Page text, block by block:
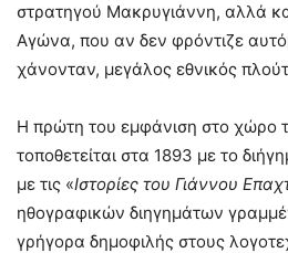
στρατηγού Μακρυγιάννη, αλλά
Αγώνα, που αν δεν φρόντιζε
χάνονταν, μεγάλος εθνικός
Η πρώτη του εμφάνιση στο χώρο
τοποθετείται στα 1893 με το
με τις «Ιστορίες του Γιάννου
ηθογραφικών διηγημάτων
γρήγορα δημοφιλής στους